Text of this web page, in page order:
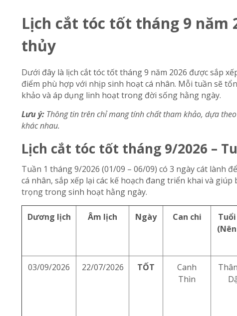
Lịch cắt tóc tốt tháng 9
thủy
Dưới đây là lịch cắt tóc tốt tháng 9 năm 2026 được sắp
điểm phù hợp với nhịp sinh hoạt cá nhân. Mỗi tuần sẽ
khảo và áp dụng linh hoạt trong đời sống hằng ngày.
Lưu ý: Thông tin trên chỉ mang tính chất tham khảo, dựa
khác nhau.
Lịch cắt tóc tốt tháng 9/2026 –
Tuần 1 tháng 9/2026 (01/09 – 06/09) có 3 ngày cát lành
cá nhân, sắp xếp lại các kế hoạch đang triển khai và
trọng trong sinh hoạt hằng ngày.
Dương lịch Âm lịch Ngày Can chi
03/09/2026 22/07/2026 TỐT
Canh
Thìn